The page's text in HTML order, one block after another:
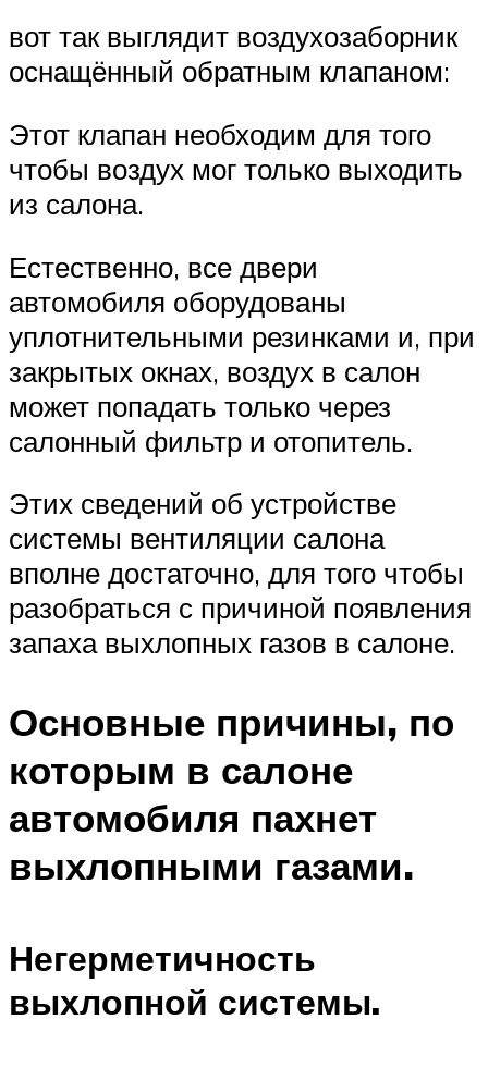
вот так выглядит воздухозаборник
оснащённый обратным клапаном:
Этот клапан необходим для того
чтобы воздух мог только выходить
из салона.
Естественно, все двери
автомобиля оборудованы
уплотнительными резинками и, при
закрытых окнах, воздух в салон
может попадать только через
салонный фильтр и отопитель.
Этих сведений об устройстве
системы вентиляции салона
вполне достаточно, для того чтобы
разобраться с причиной появления
запаха выхлопных газов в салоне.
Основные причины, по
которым в салоне
автомобиля пахнет
выхлопными газами.
Негерметичность
выхлопной системы.